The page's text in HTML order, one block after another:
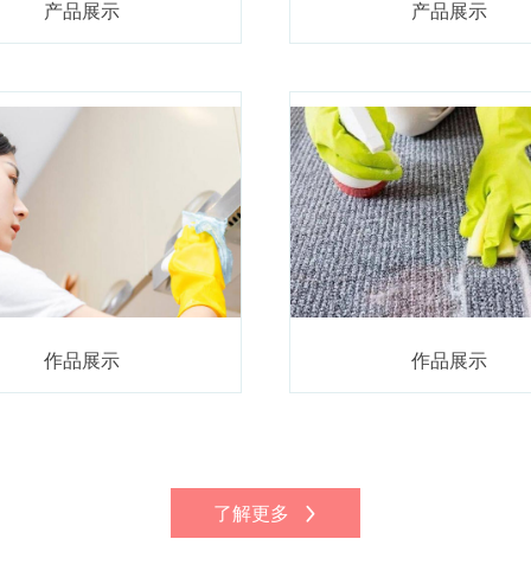
产品展示 产品展示
作品展示 作品展示
了解更多